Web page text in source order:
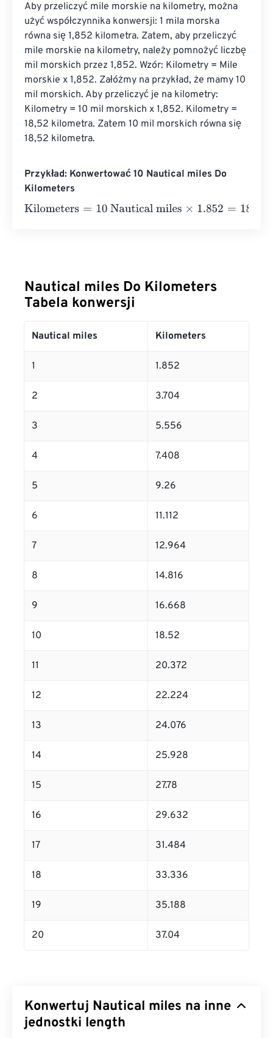
Aby przeliczyć mile morskie na kilometry, można
użyć współczynnika konwersji: 1 mila morska
równa się 1,852 kilometra. Zatem, aby przeliczyć
mile morskie na kilometry, należy pomnożyć liczbę
mil morskich przez 1,852. Wzór: Kilometry = Mile
morskie x 1,852. Załóżmy na przykład, że mamy 10
mil morskich. Aby przeliczyć je na kilometry:
Kilometry = 10 mil morskich x 1,852. Kilometry =
18,52 kilometra. Zatem 10 mil morskich równa się
18,52 kilometra.
Przykład: Konwertować 10 Nautical miles Do
Kilometers
Kilometers= 10 Nautical miles ×1.852 =18.52 Kilometers
Nautical miles Do Kilometers
Tabela konwersji
Nautical miles Kilometers
1 1.852
2 3.704
3 5.556
4 7.408
5 9.26
6 11.112
7 12.964
8 14.816
9 16.668
10 18.52
11 20.372
12 22.224
13 24.076
14 25.928
15 27.78
16 29.632
17 31.484
18 33.336
19 35.188
20 37.04
Konwertuj Nautical miles na inne
jednostki length